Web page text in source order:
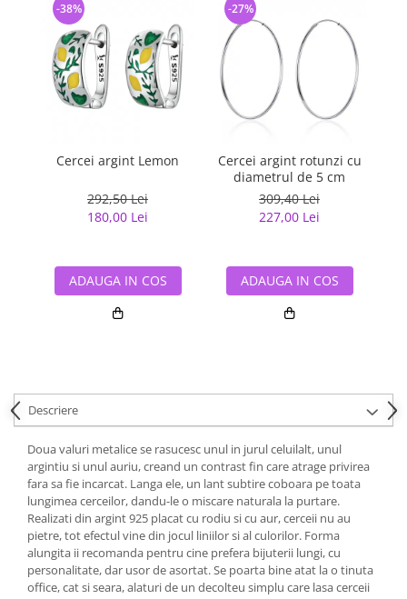
Cercei argint Lemon
292,50 Lei
180,00 Lei
-38%
ADAUGA IN COS
Cercei argint rotunzi cu
diametrul de 5 cm
309,40 Lei
227,00 Lei
-27%
ADAUGA IN COS
Descriere
Doua valuri metalice se rasucesc unul in jurul celuilalt, unul
argintiu si unul auriu, creand un contrast fin care atrage privirea
fara sa fie incarcat. Langa ele, un lant subtire coboara pe toata
lungimea cerceilor, dandu-le o miscare naturala la purtare.
Realizati din argint 925 placat cu rodiu si cu aur, cerceii nu au
pietre, tot efectul vine din jocul liniilor si al culorilor. Forma
alungita ii recomanda pentru cine prefera bijuterii lungi, cu
personalitate, dar usor de asortat. Se poarta bine atat la o tinuta
office, cat si seara, alaturi de un decolteu simplu care lasa cerceii